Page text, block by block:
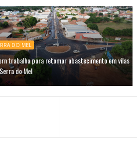
DO MEL
trabalha para retomar abastecimento em vilas
do Mel